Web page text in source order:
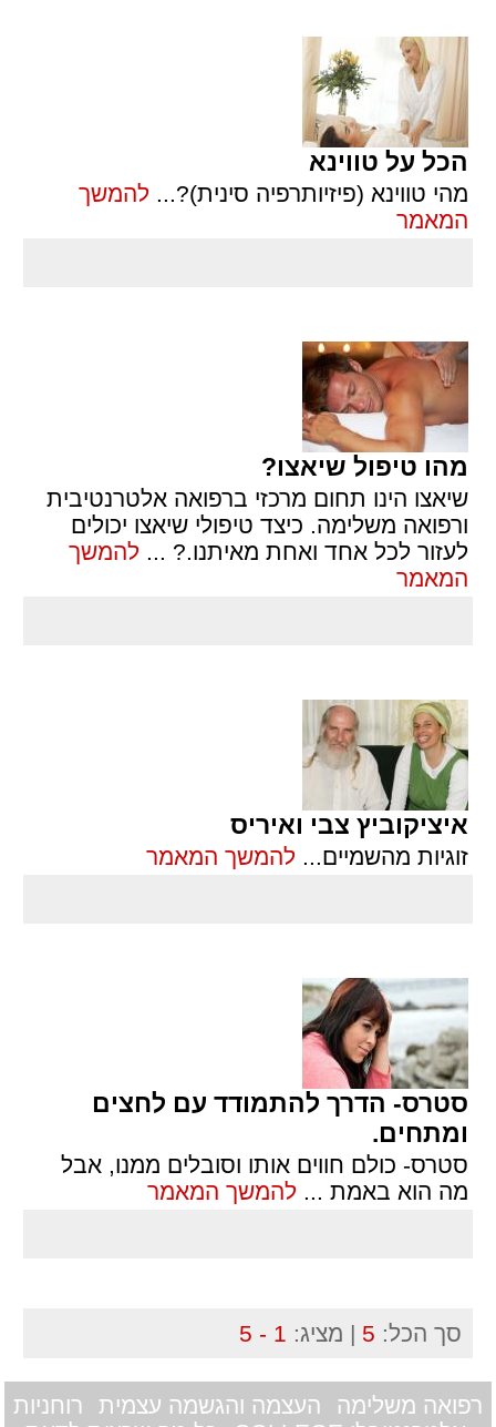
הכל על טווינא
מהי טווינא (פיזיותרפיה סינית)?... להמשך
המאמר
מהו טיפול שיאצו?
שיאצו הינו תחום מרכזי ברפואה אלטרנטיבית
ורפואה משלימה. כיצד טיפולי שיאצו יכולים
לעזור לכל אחד ואחת מאיתנו.? ... להמשך
המאמר
איציקוביץ צבי ואיריס
זוגיות מהשמיים... להמשך המאמר
סטרס- הדרך להתמודד עם לחצים
ומתחים.
סטרס- כולם חווים אותו וסובלים ממנו, אבל
מה הוא באמת ... להמשך המאמר
סך הכל: 5 | מציג: 1 - 5
רפואה משלימה העצמה והגשמה עצמית
רוחניות